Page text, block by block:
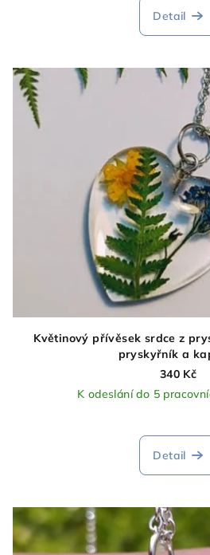
Detail
Květinový přívěsek srdce z
pryskyřník a
340 Kč
K odeslání do 5
Detail